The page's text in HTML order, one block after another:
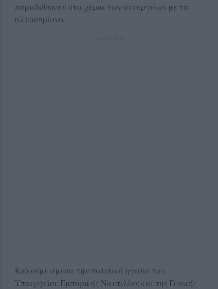
παραδόθηκαν στα χέρια των συνεργείων με τα
αλυσοπρίονα.
Καλούμε άμεσα την πολιτική ηγεσία του
Υπουργείου Εμπορικής Ναυτιλίας και της Γενικής